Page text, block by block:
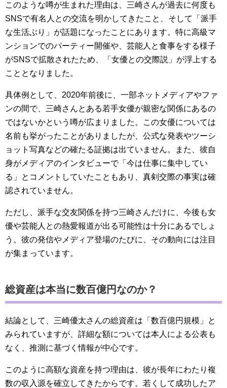
このような噂が生まれた理由は、三崎さんが過去に何度も
SNSで有名人との交流を明かしてきたこと、そして「派手
な生活ぶり」が話題になったことにあります。特に高級マ
ンションでのパーティー開催や、芸能人と食事をする様子
がSNSで拡散されたため、「女優との交際説」が浮上する
こととなりました。
具体例として、2020年前後に、一部ネットメディアやファ
ンの間で、三崎さんとある若手女優が親密な関係にあるの
ではないかという噂が広まりました。この女優については
名前も挙がったことがありましたが、公式な発表やツーシ
ョット写真などの確たる証拠は出ていません。また、彼自
身がメディアのインタビューで「今は仕事に集中してい
る」とコメントしていたこともあり、真剣交際の事実は確
認されていません。
ただし、派手な交友関係を持つ三崎さんだけに、今後も女
優や芸能人との熱愛報道が出る可能性は十分にあるでしょ
う。彼の発信やメディア登場のたびに、その動向には注目
が集まっています。
総資産は本当に数百億円なのか？
結論として、三崎優太さんの総資産は「数百億円規模」と
みられていますが、詳細な額については本人による公表も
なく、推測に基づく情報が中心です。
このように高額な資産を持つ理由は、彼が長年にわたり複
数の収入源を確立してきたからです。若くして成功したア